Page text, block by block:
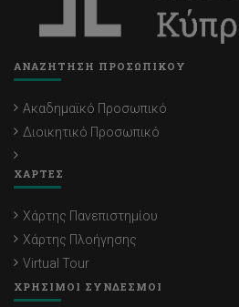
ΑΝΑΖΗΤΗΣΗ ΠΡΟΣΩΠΙΚΟΥ
Ακαδημαϊκό Προσωπικό
Διοικητικό Προσωπικό
ΧΑΡΤΕΣ
Χάρτης Πανεπιστημίου
Χάρτης Πλοήγησης
Virtual Tour
ΧΡΗΣΙΜΟΙ ΣΥΝΔΕΣΜΟΙ